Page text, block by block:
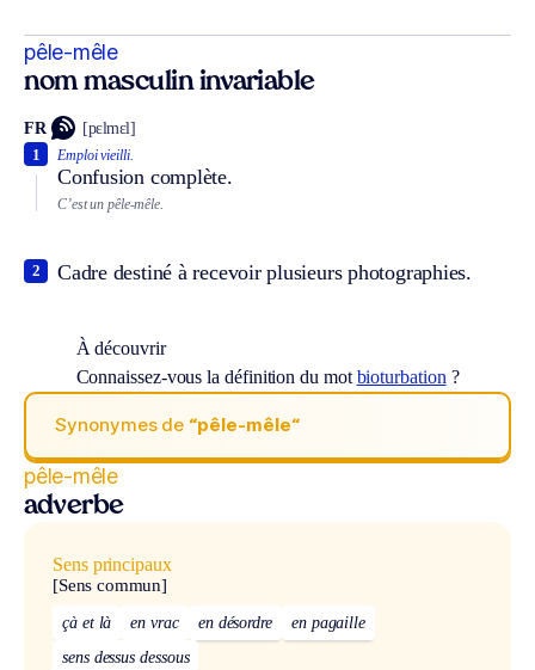
pêle-mêle
nom masculin invariable
FR [pɛlmɛl]
Emploi vieilli.
Confusion complète.
1
C’est un pêle-mêle.
Cadre destiné à recevoir plusieurs photographies.
2
À découvrir
Connaissez-vous la définition du mot bioturbation ?
Synonymes de “pêle-mêle“
pêle-mêle
adverbe
Sens principaux
[Sens commun]
çà et là en vrac en désordre
en pagaille
sens dessus dessous